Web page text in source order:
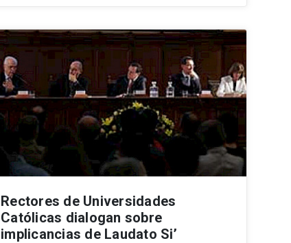
Rectores de Universidades
Católicas dialogan sobre
implicancias de Laudato Si’